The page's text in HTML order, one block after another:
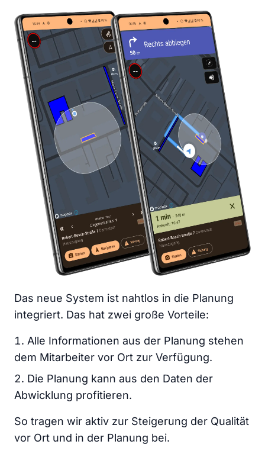
Das neue System ist nahtlos in die Planung
integriert. Das hat zwei große Vorteile:
Alle Informationen aus der Planung stehen
dem Mitarbeiter vor Ort zur Verfügung.
Die Planung kann aus den Daten der
Abwicklung profitieren.
So tragen wir aktiv zur Steigerung der Qualität
vor Ort und in der Planung bei.